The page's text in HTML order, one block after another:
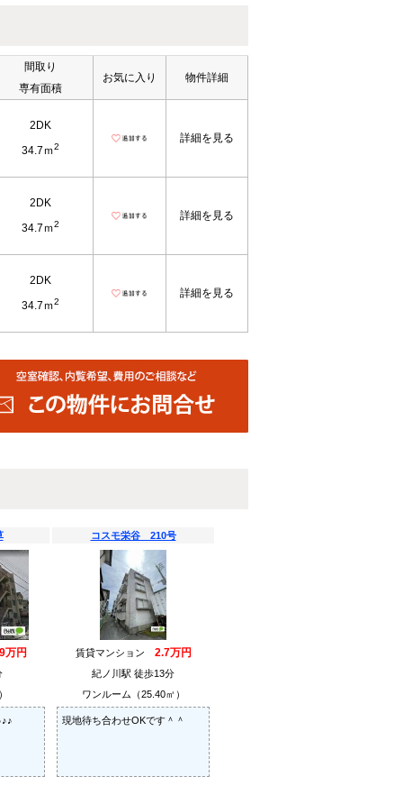
間取り
専有面積
お気に入り 物件詳細
2DK
34.7ｍ2
詳細を見る
2DK
34.7ｍ2
詳細を見る
2DK
34.7ｍ2
詳細を見る
万円
コスモ栄谷 210号
賃貸マンション 2.7万円
紀ノ川駅 徒歩13分
ワンルーム（25.40㎡）
現地待ち合わせOKです＾＾